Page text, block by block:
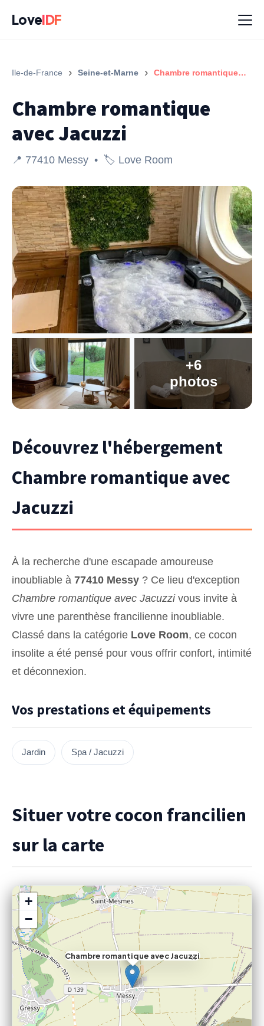
LoveIDF
Ile-de-France › Seine-et-Marne › Chambre romantique avec Jacuzzi
Chambre romantique
avec Jacuzzi
📍 77410 Messy • 🏷️ Love Room
+6
photos
Découvrez l'hébergement
Chambre romantique avec
Jacuzzi
À la recherche d'une escapade amoureuse
inoubliable à 77410 Messy ? Ce lieu d'exception
Chambre romantique avec Jacuzzivous invite à
vivre une parenthèse francilienne inoubliable.
Classé dans la catégorie Love Room, ce cocon
insolite a été pensé pour vous offrir confort, intimité
et déconnexion.
Vos prestations et équipements
Jardin Spa / Jacuzzi
Situer votre cocon francilien
sur la carte
Chambre romantique avec Jacuzzi
×
+
−